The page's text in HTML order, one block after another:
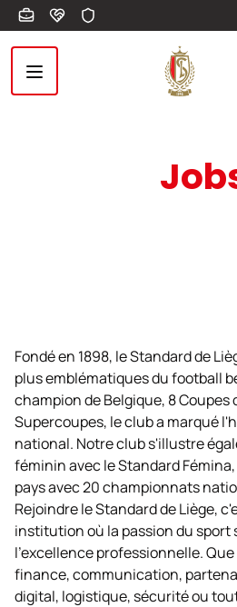
Aller au contenu principal
Fondé en 1898, le Standard de
plus emblématiques du football
champion de Belgique, 8 Coupes
Supercoupes, le club a marqué
national. Notre club s'illustre
féminin avec le Standard
pays avec 20 championnats
Rejoindre le Standard de Liège,
institution où la passion du sport
l'excellence professionnelle.
finance, communication,
digital, logistique, sécurité ou